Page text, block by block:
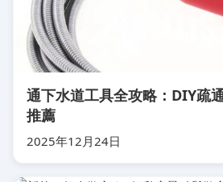
通下水道工具全攻略：DIY疏
推薦
2025年12月24日